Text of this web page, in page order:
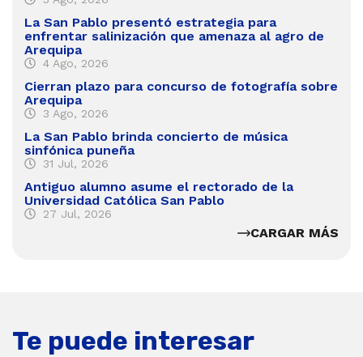
La San Pablo presentó estrategia para
enfrentar salinización que amenaza al agro de
Arequipa
4 Ago, 2026
Cierran plazo para concurso de fotografía sobre
Arequipa
3 Ago, 2026
La San Pablo brinda concierto de música
sinfónica puneña
31 Jul, 2026
Antiguo alumno asume el rectorado de la
Universidad Católica San Pablo
27 Jul, 2026
CARGAR MÁS
Te puede interesar